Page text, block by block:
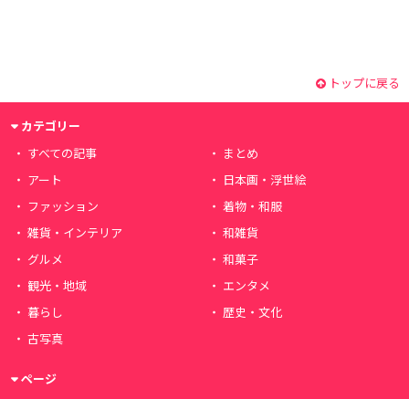
トップに戻る
カテゴリー
すべての記事
まとめ
アート
日本画・浮世絵
ファッション
着物・和服
雑貨・インテリア
和雑貨
グルメ
和菓子
観光・地域
エンタメ
暮らし
歴史・文化
古写真
ページ